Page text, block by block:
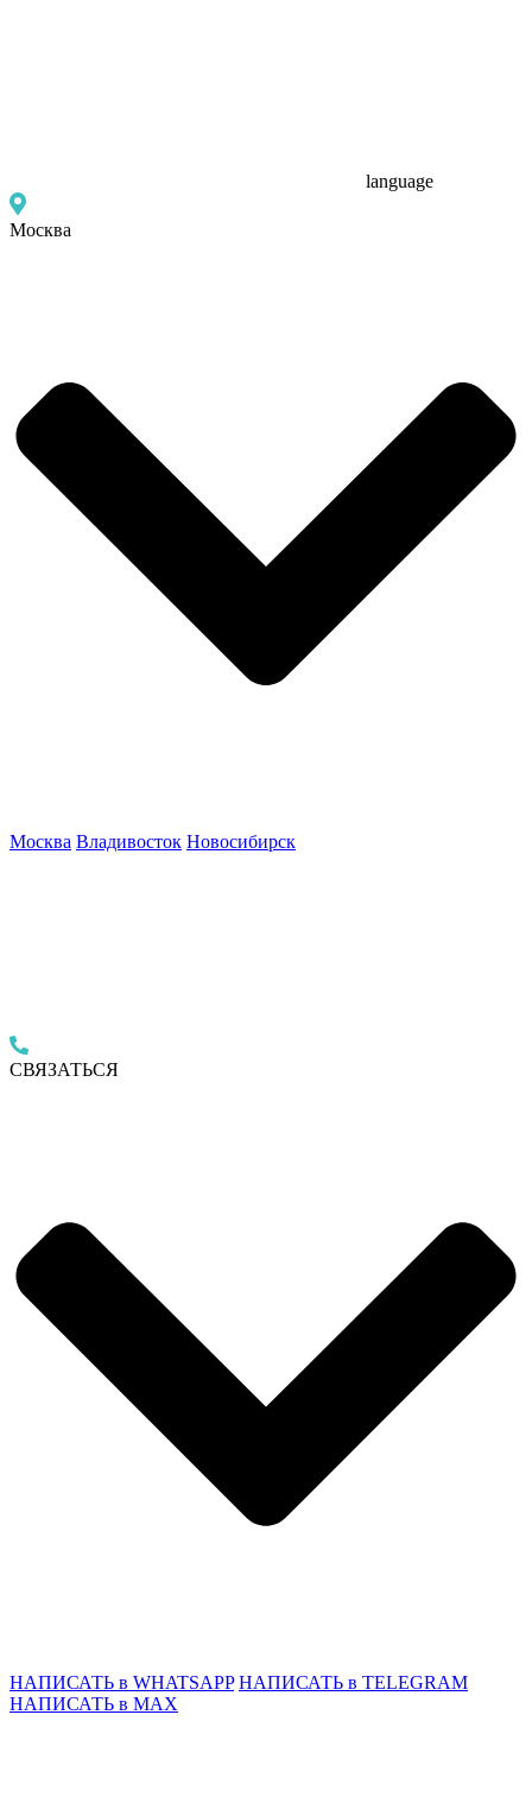
language
Москва
Москва Владивосток Новосибирск
СВЯЗАТЬСЯ
НАПИСАТЬ в WHATSAPP НАПИСАТЬ в TELEGRAM
НАПИСАТЬ в MAX